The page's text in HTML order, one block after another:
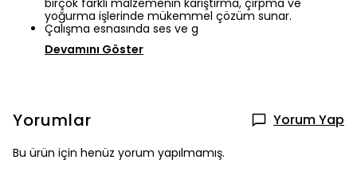
yoğurma işlerinde mükemmel çözüm sunar.
Çalışma esnasında ses ve g
Devamını Göster
Yorumlar Yorum Yap
Bu ürün için henüz yorum yapılmamış.